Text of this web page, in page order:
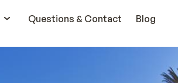
Questions & Contact Blog